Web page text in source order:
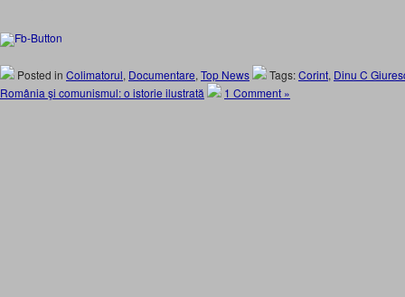
Posted in Colimatorul, Documentare, Top News Tags:Corint, Dinu C
România şi comunismul: o istorie ilustrată
1 Comment »